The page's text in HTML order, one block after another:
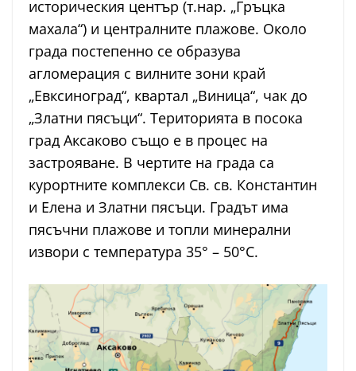
историческия център (т.нар. „Гръцка
махала“) и централните плажове. Около
града постепенно се образува
агломерация с вилните зони край
„Евксиноград“, квартал „Виница“, чак до
„Златни пясъци“. Територията в посока
град Аксаково също е в процес на
застрояване. В чертите на града са
курортните комплекси Св. св. Константин
и Елена и Златни пясъци. Градът има
пясъчни плажове и топли минерални
извори с температура 35° – 50°C.